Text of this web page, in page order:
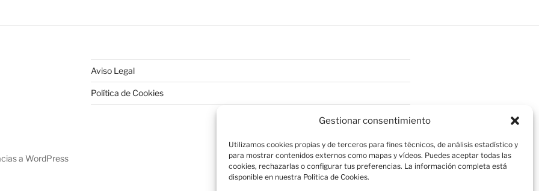
Gestionar consentimiento
Utilizamos cookies propias y de terceros para fines técnicos, de análisis estadístico y
para mostrar contenidos externos como mapas y vídeos. Puedes aceptar todas las
cookies, rechazarlas o configurar tus preferencias. La información completa está
disponible en nuestra Política de Cookies.
Aviso Legal
Política de Cookies
a WordPress